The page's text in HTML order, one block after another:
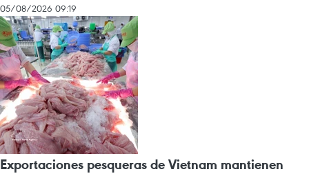
05/08/2026 09:19
Exportaciones pesqueras de Vietnam mantienen